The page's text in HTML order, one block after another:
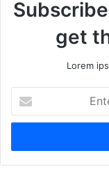
get
Lorem
t
r
y